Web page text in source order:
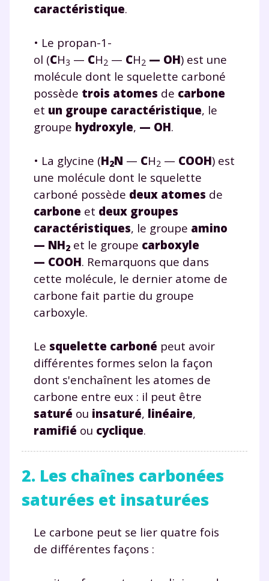
caractéristique.
• Le propan-1-
ol (CH3 — CH2 — CH2 — OH) est une
molécule dont le squelette carboné
possède trois atomes de carbone
et un groupe caractéristique, le
groupe hydroxyle, — OH.
• La glycine (H2N — CH2 — COOH) est
une molécule dont le squelette
carboné possède deux atomes de
carbone et deux groupes
caractéristiques, le groupe amino
— NH2 et le groupe carboxyle
— COOH. Remarquons que dans
cette molécule, le dernier atome de
carbone fait partie du groupe
carboxyle.
Le squelette carboné peut avoir
différentes formes selon la façon
dont s'enchaînent les atomes de
carbone entre eux : il peut être
saturé ou insaturé, linéaire,
ramifié ou cyclique.
2. Les chaînes carbonées
saturées et insaturées
Le carbone peut se lier quatre fois
de différentes façons :